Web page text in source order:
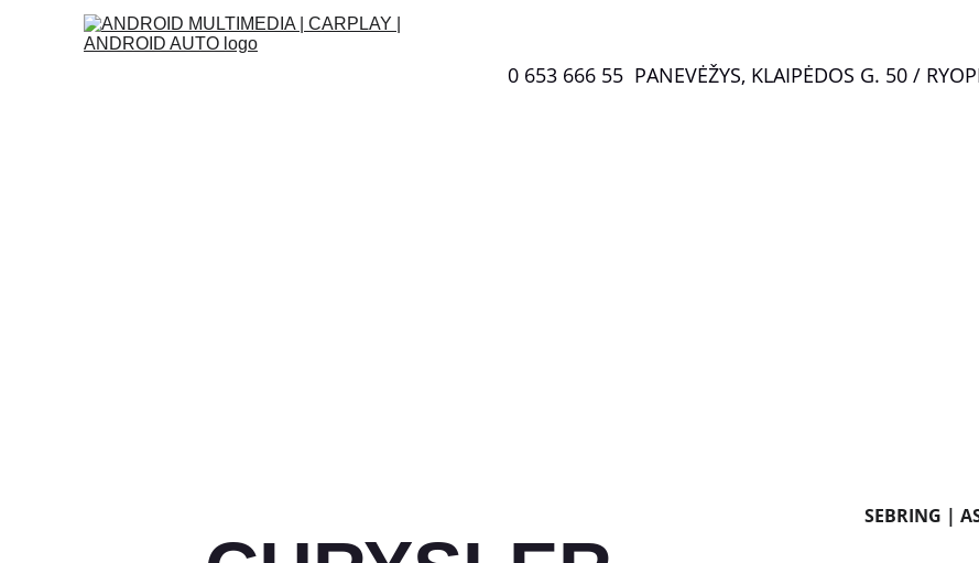
0 653 666 55  PANEVĖŽYS, KLAIPĖDOS G. 50 / RYO
SEBRING |